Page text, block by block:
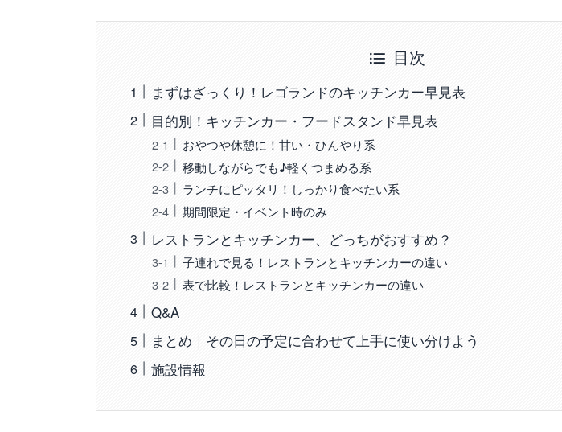
目次
まずはざっくり！レゴランドのキッチンカー早見表
目的別！キッチンカー・フードスタンド早見表
おやつや休憩に！甘い・ひんやり系
移動しながらでも♪軽くつまめる系
ランチにピッタリ！しっかり食べたい系
期間限定・イベント時のみ
レストランとキッチンカー、どっちがおすすめ？
子連れで見る！レストランとキッチンカーの違い
表で比較！レストランとキッチンカーの違い
Q&A
まとめ｜その日の予定に合わせて上手に使い分けよう
施設情報